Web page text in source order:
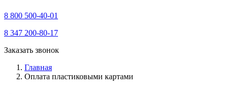
8 800 500-40-01
8 347 200-80-17
Заказать звонок
Главная
Оплата пластиковыми картами